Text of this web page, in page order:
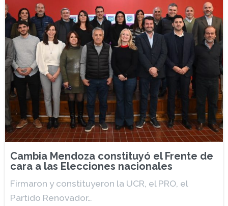
Cambia Mendoza constituyó el Frente de
cara a las Elecciones nacionales
Firmaron y constituyeron la UCR, el PRO, el
Partido Renovador…